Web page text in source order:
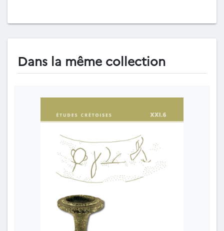
Dans la même collection